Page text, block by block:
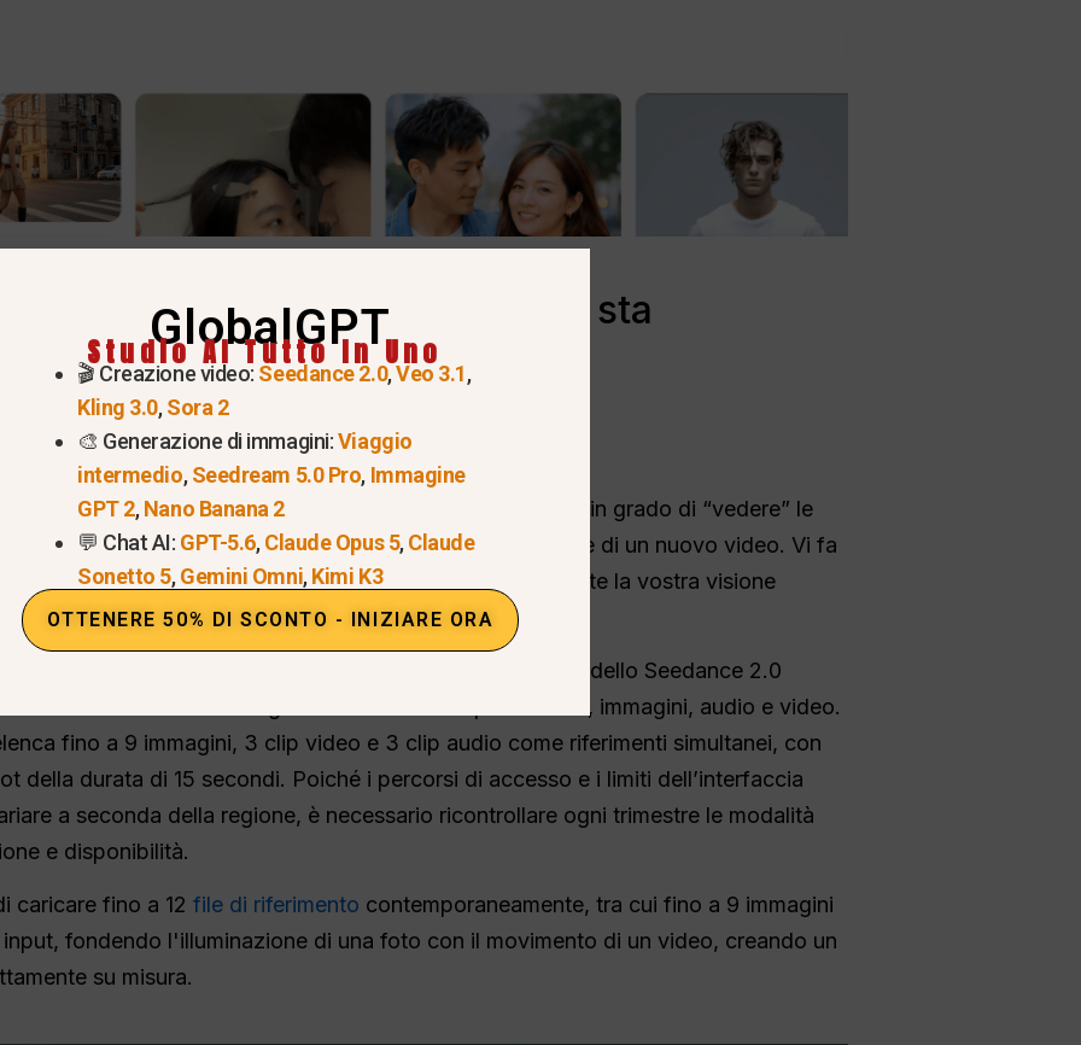
“ByteDance Seedance 2.0” sta
creativo
nei modelli di fondazione quadrimodali
perché è un modello “Quad-modale”. Ciò significa che è in grado di “vedere” le
i suoni, il tutto contemporaneamente alla creazione di un nuovo video. Vi fa
perché l'intelligenza artificiale comprende finalmente la vostra visione
ufficiale di ByteDance Seed relativa al modello Seedance 2.0
multimodale unificato in grado di elaborare input di testo, immagini, audio e video.
fino a 9 immagini, 3 clip video e 3 clip audio come riferimenti simultanei, con
della durata di 15 secondi. Poiché i percorsi di accesso e i limiti dell’interfaccia
a seconda della regione, è necessario ricontrollare ogni trimestre le modalità
e disponibilità.
caricare fino a 12 file di riferimento contemporaneamente, tra cui fino a 9 immagini
fondendo l'illuminazione di una foto con il movimento di un video, creando un
su misura.
GlobalGPT
Studio AI Tutto In Uno
🎬 Creazione video: Seedance 2.0,Veo 3.1,
Kling 3.0,Sora 2
🎨 Generazione di immagini:Viaggio
intermedio,Seedream 5.0 Pro, Immagine
GPT 2,Nano Banana 2
💬 Chat AI: GPT-5.6,Claude Opus 5,Claude
Sonetto 5,Gemini Omni,Kimi K3
OTTENERE 50% DI SCONTO - INIZIARE ORA